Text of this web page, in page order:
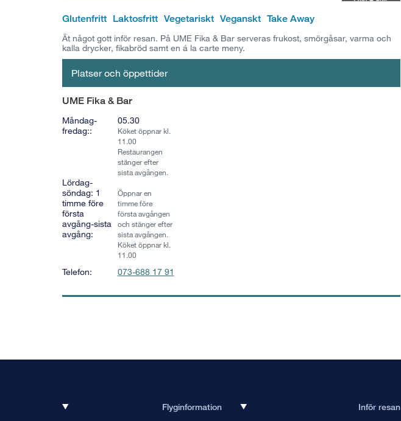
Glutenfritt Laktosfritt Vegetariskt Veganskt Take Away
Ät något gott inför resan. På UME Fika & Bar serveras frukost, smörgåsar, varma och
kalla drycker, fikabröd samt en á la carte meny.
Platser och öppettider
UME Fika & Bar
Måndag-
fredag::
05.30
Köket öppnar kl.
11.00
Restaurangen
stänger efter
sista avgången.
Lördag-
söndag: 1
timme före
första
avgång-sista
avgång:
Öppnar en
timme före
första avgången
och stänger efter
sista avgången.
Köket öppnar kl.
11.00
Telefon: 073-688 17 91
Flyginformation Inför resan